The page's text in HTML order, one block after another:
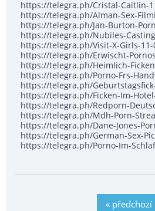
https://telegra.ph/Cristal-Caitlin-
https://telegra.ph/Alman-Sex-
https://telegra.ph/Jan-Burton-
https://telegra.ph/Nubiles-
https://telegra.ph/Visit-X-Girls-11-
https://telegra.ph/Erwischt-
https://telegra.ph/Heimlich-
https://telegra.ph/Porno-Frs-
https://telegra.ph/
https://telegra.ph/Ficken-Im-
https://telegra.ph/Redporn-
https://telegra.ph/Mdh-Porn-
https://telegra.ph/Dane-Jones-
https://telegra.ph/German-Sex-
https://telegra.ph/Porno-Im-
« předchozí